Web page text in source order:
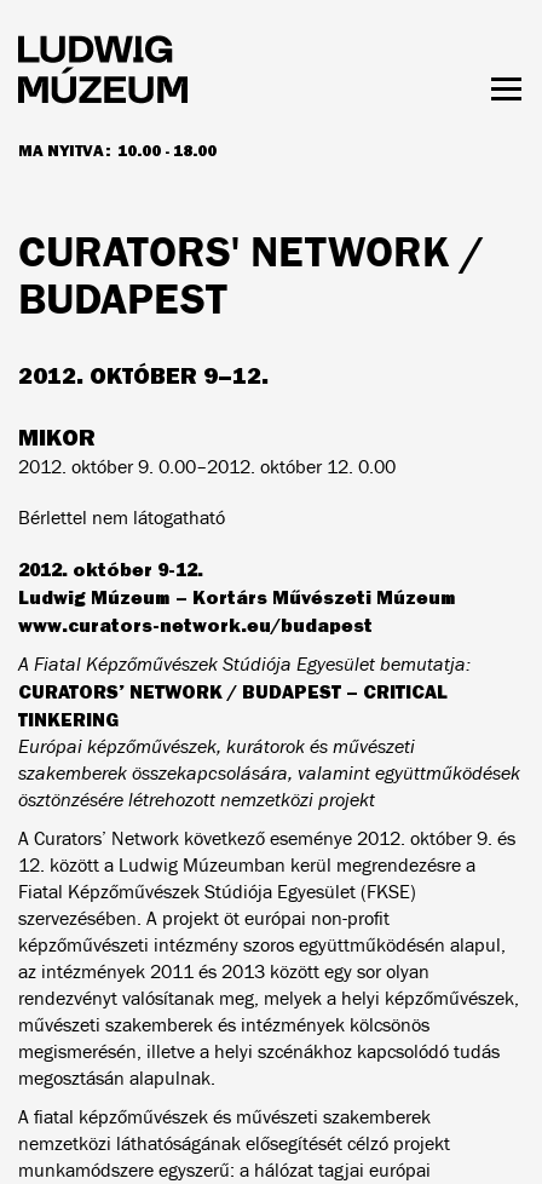
tartalomra
MA NYITVA: 10.00 - 18.00
NYITVATARTÁS ÉS JEGYÁRAK
CURATORS' NETWORK /
BUDAPEST
2012. OKTÓBER 9–12.
MIKOR
2012. október 9. 0.00–2012. október 12. 0.00
Bérlettel nem látogatható
2012. október 9-12.
Ludwig Múzeum – Kortárs Művészeti Múzeum
www.curators-network.eu/budapest
A Fiatal Képzőművészek Stúdiója Egyesület bemutatja:
CURATORS’ NETWORK / BUDAPEST – CRITICAL
TINKERING
Európai képzőművészek, kurátorok és művészeti
szakemberek összekapcsolására, valamint együttműködések
ösztönzésére létrehozott nemzetközi projekt
A Curators’ Network következő eseménye 2012. október 9. és
12. között a Ludwig Múzeumban kerül megrendezésre a
Fiatal Képzőművészek Stúdiója Egyesület (FKSE)
szervezésében. A projekt öt európai non-profit
képzőművészeti intézmény szoros együttműködésén alapul,
az intézmények 2011 és 2013 között egy sor olyan
rendezvényt valósítanak meg, melyek a helyi képzőművészek,
művészeti szakemberek és intézmények kölcsönös
megismerésén, illetve a helyi szcénákhoz kapcsolódó tudás
megosztásán alapulnak.
A fiatal képzőművészek és művészeti szakemberek
nemzetközi láthatóságának elősegítését célzó projekt
munkamódszere egyszerű: a hálózat tagjai európai